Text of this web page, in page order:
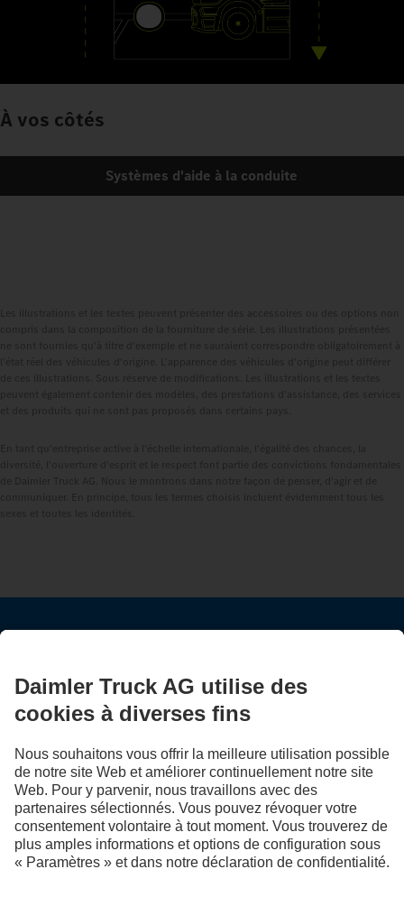
À vos côtés
Systèmes d'aide à la conduite
RESTEZ EN CONTACT.
numériques.
LANGUAGE
EN
FR